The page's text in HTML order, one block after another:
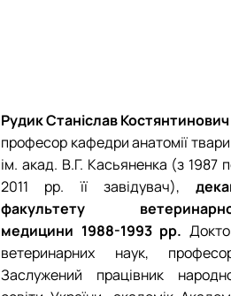
Рудик Станіслав
професор кафедри анатомії
ім. акад. В.Г. Касьяненка (з 1987
2011 рр. її завідувач),
факультету
медицини 1988-1993 рр.
ветеринарних наук,
Заслужений працівник